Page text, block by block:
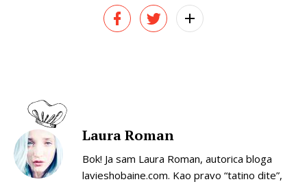
Laura Roman
Bok! Ja sam Laura Roman, autorica bloga
lavieshobaine.com. Kao pravo “tatino dite”,